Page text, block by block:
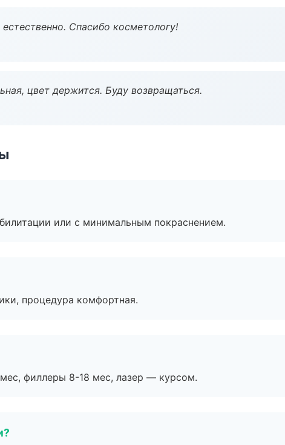
Спасибо косметологу!
цвет держится. Буду возвращаться.
или с минимальным покраснением.
процедура комфортная.
филлеры 8-18 мес, лазер — курсом.